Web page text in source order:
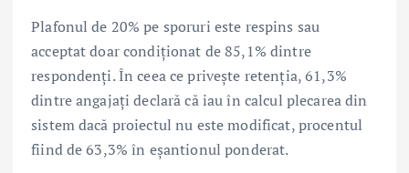
Plafonul de 20% pe sporuri este respins sau
acceptat doar condiționat de 85,1% dintre
respondenți. În ceea ce privește retenția, 61,3%
dintre angajați declară că iau în calcul plecarea din
sistem dacă proiectul nu este modificat, procentul
fiind de 63,3% în eșantionul ponderat.